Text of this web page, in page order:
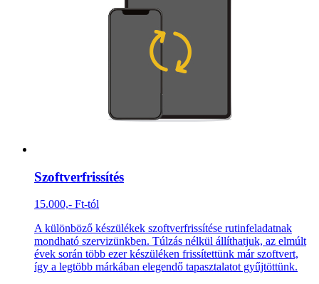
Szoftverfrissítés
15.000,- Ft-tól
A különböző készülékek szoftverfrissítése rutinfeladatnak
mondható szervizünkben. Túlzás nélkül állíthatjuk, az elmúlt
évek során több ezer készüléken frissítettünk már szoftvert,
így a legtöbb márkában elegendő tapasztalatot gyűjtöttünk.